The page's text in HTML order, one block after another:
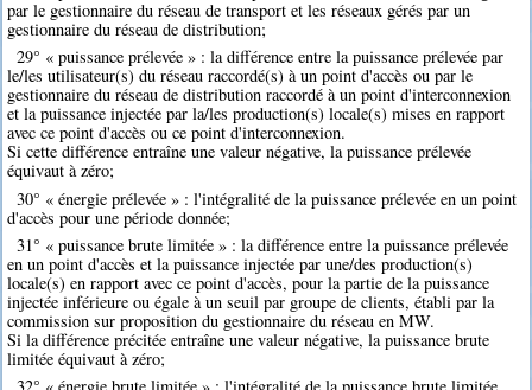
par le gestionnaire du réseau de transport et les réseaux gérés par un
gestionnaire du réseau de distribution;
29° « puissance prélevée » : la différence entre la puissance prélevée par
le/les utilisateur(s) du réseau raccordé(s) à un point d'accès ou par le
gestionnaire du réseau de distribution raccordé à un point d'interconnexion
et la puissance injectée par la/les production(s) locale(s) mises en rapport
avec ce point d'accès ou ce point d'interconnexion.
Si cette différence entraîne une valeur négative, la puissance prélevée
équivaut à zéro;
30° « énergie prélevée » : l'intégralité de la puissance prélevée en un point
d'accès pour une période donnée;
31° « puissance brute limitée » : la différence entre la puissance prélevée
en un point d'accès et la puissance injectée par une/des production(s)
locale(s) en rapport avec ce point d'accès, pour la partie de la puissance
injectée inférieure ou égale à un seuil par groupe de clients, établi par la
commission sur proposition du gestionnaire du réseau en MW.
Si la différence précitée entraîne une valeur négative, la puissance brute
limitée équivaut à zéro;